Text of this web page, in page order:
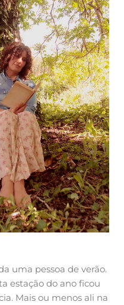
uma pessoa de verão.
estação do ano ficou
Mais ou menos ali na